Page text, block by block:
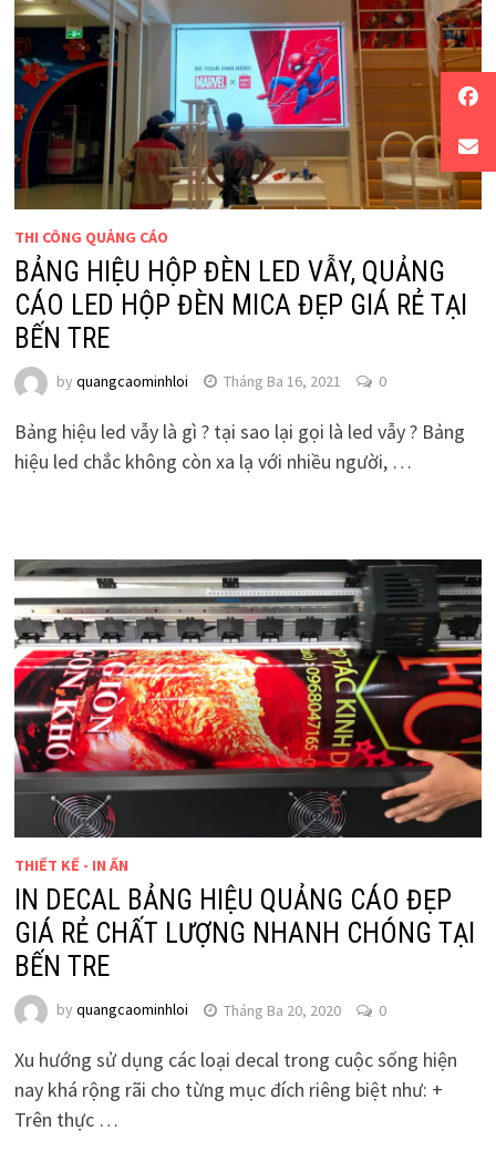
THI CÔNG QUẢNG CÁO
BẢNG HIỆU HỘP ĐÈN LED VẪY, QUẢNG
CÁO LED HỘP ĐÈN MICA ĐẸP GIÁ RẺ TẠI
BẾN TRE
by quangcaominhloi Tháng Ba 16, 2021 0
Bảng hiệu led vẫy là gì ? tại sao lại gọi là led vẫy ? Bảng
hiệu led chắc không còn xa lạ với nhiều người, …
THIẾT KẾ - IN ẤN
IN DECAL BẢNG HIỆU QUẢNG CÁO ĐẸP
GIÁ RẺ CHẤT LƯỢNG NHANH CHÓNG TẠI
BẾN TRE
by quangcaominhloi Tháng Ba 20, 2020 0
Xu hướng sử dụng các loại decal trong cuộc sống hiện
nay khá rộng rãi cho từng mục đích riêng biệt như: +
Trên thực …